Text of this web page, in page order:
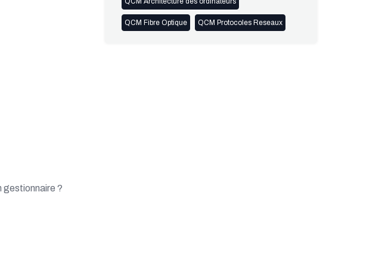
gestionnaire ?
QCM Fibre Optique QCM Protocoles Reseaux